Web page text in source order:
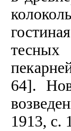
тесных
64].
1913, с.